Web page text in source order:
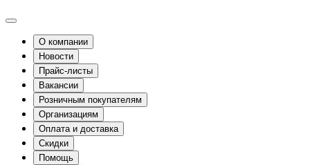
О компании
Новости
Прайс-листы
Вакансии
Розничным покупателям
Организациям
Оплата и доставка
Скидки
Помощь